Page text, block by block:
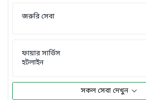
জরুরি সেবা
ফায়ার সার্ভিস
হটলাইন
সকল সেবা দেখুন